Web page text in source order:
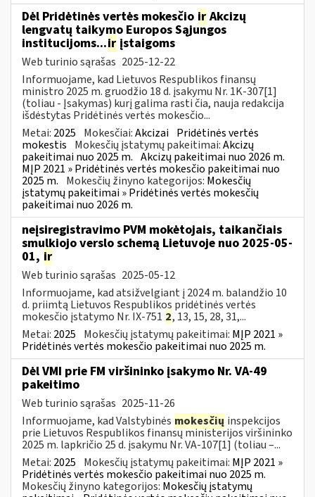
Dėl Pridėtinės vertės mokesčio ir Akcizų
lengvatų taikymo Europos Sąjungos
institucijoms...ir įstaigoms
Web turinio sąrašas 2025-12-22
Informuojame, kad Lietuvos Respublikos finansų
ministro 2025 m. gruodžio 18 d. įsakymu Nr. 1K-307[1]
(toliau - Įsakymas) kurį galima rasti čia, nauja redakcija
išdėstytas Pridėtinės vertės mokesčio...
Metai: 2025 Mokesčiai:Akcizai Pridėtinės vertės
mokestis Mokesčių įstatymų pakeitimai:Akcizų
pakeitimai nuo 2025 m. Akcizų pakeitimai nuo 2026 m.
MĮP 2021 » Pridėtinės vertės mokesčio pakeitimai nuo
2025 m. Mokesčių žinyno kategorijos: Mokesčių
įstatymų pakeitimai » Pridėtinės vertės mokesčių
pakeitimai nuo 2026 m.
neįsiregistravimo PVM mokėtojais, taikančiais
smulkiojo verslo schemą Lietuvoje nuo 2025-05-
01, ir
Web turinio sąrašas 2025-05-12
Informuojame, kad atsižvelgiant į 2024 m. balandžio 10
d. priimtą Lietuvos Respublikos pridėtinės vertės
mokesčio įstatymo Nr. IX-751 2, 13, 15, 28, 31,...
Metai: 2025 Mokesčių įstatymų pakeitimai: MĮP 2021 »
Pridėtinės vertės mokesčio pakeitimai nuo 2025 m.
Dėl VMI prie FM viršininko įsakymo Nr. VA-49
pakeitimo
Web turinio sąrašas 2025-11-26
Informuojame, kad Valstybinės mokesčių inspekcijos
prie Lietuvos Respublikos finansų ministerijos viršininko
2025 m. lapkričio 25 d. įsakymu Nr. VA-107[1] (toliau –...
Metai: 2025 Mokesčių įstatymų pakeitimai: MĮP 2021 »
Pridėtinės vertės mokesčio pakeitimai nuo 2025 m.
Mokesčių žinyno kategorijos: Mokesčių įstatymų